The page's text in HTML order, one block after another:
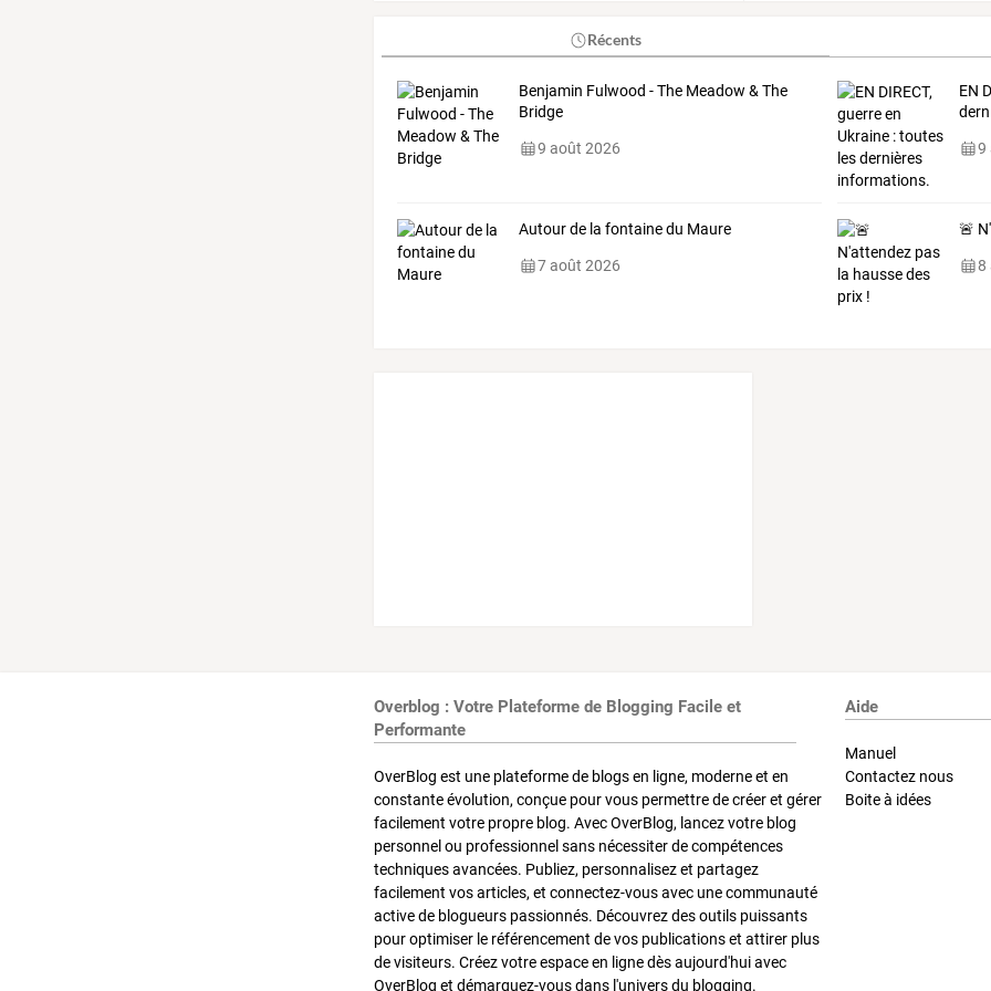
Récents
Benjamin Fulwood - The Meadow & The
Bridge
9 août 2026
EN
9
Autour de la fontaine du Maure
7 août 2026
🚨
8
Overblog : Votre Plateforme de Blogging Facile et
Performante
OverBlog est une plateforme de blogs en ligne, moderne et en
constante évolution, conçue pour vous permettre de créer et gérer
facilement votre propre blog. Avec OverBlog, lancez votre blog
personnel ou professionnel sans nécessiter de compétences
techniques avancées. Publiez, personnalisez et partagez
facilement vos articles, et connectez-vous avec une communauté
active de blogueurs passionnés. Découvrez des outils puissants
pour optimiser le référencement de vos publications et attirer plus
de visiteurs. Créez votre espace en ligne dès aujourd'hui avec
OverBlog et démarquez-vous dans l'univers du blogging.
Aide
Manuel
Contactez nous
Boite à idées